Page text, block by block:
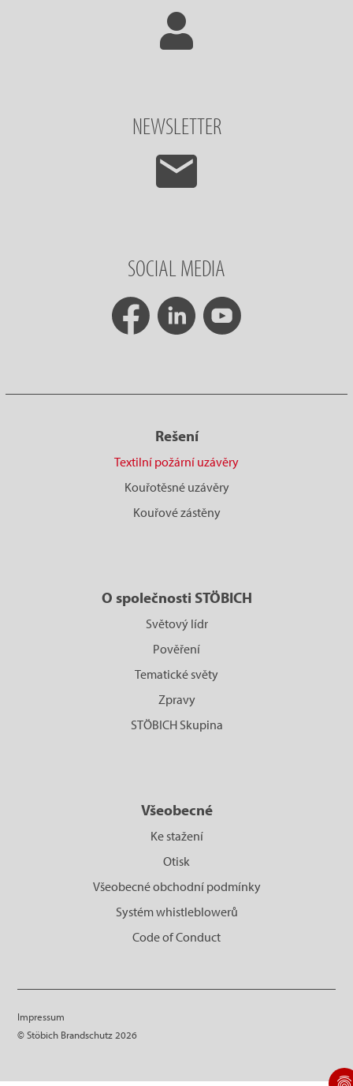
NEWSLETTER
SOCIAL MEDIA
Rešení
Textilní požární uzávěry
Kouřotěsné uzávěry
Kouřové zástěny
O společnosti STÖBICH
Světový lídr
Pověření
Tematické světy
Zpravy
STÖBICH Skupina
Všeobecné
Ke stažení
Otisk
Všeobecné obchodní podmínky
Systém whistleblowerů
Code of Conduct
Impressum
© Stöbich Brandschutz 2026